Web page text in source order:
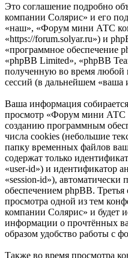
Это соглашение подробно
компании Солярис» и его
«наш», «Форум мини АТС
«https://forum.solyar.ru») и
«программное обеспечение
«phpBB Limited», «phpBB
полученную во время любой
сессий (в дальнейшем «ваша
Ваша информация
просмотр «Форум мини АТС
созданию программным
числа cookies (небольшие
папку временных файлов
содержат только
«user-id») и идентификатор
«session-id»),
обеспечением phpBB. Третья
просмотра одной из тем
компании Солярис» и будет
информации о прочтённых
образом удобство работы с
Также во время просмотра